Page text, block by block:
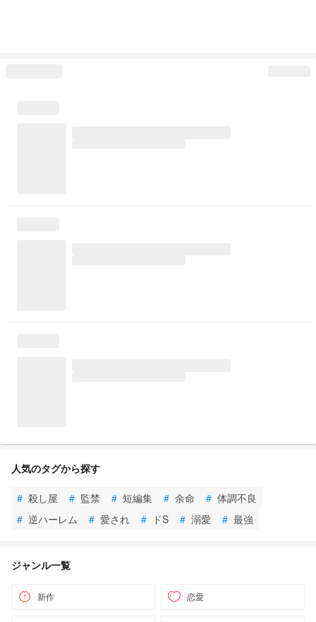
人気のタグから探す
# 殺し屋 # 監禁 # 短編集 # 余命 # 体調不良
# 逆ハーレム # 愛され # ドS # 溺愛 # 最強
ジャンル一覧
新作 恋愛